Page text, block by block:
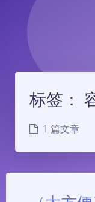
标签：
1 篇文章